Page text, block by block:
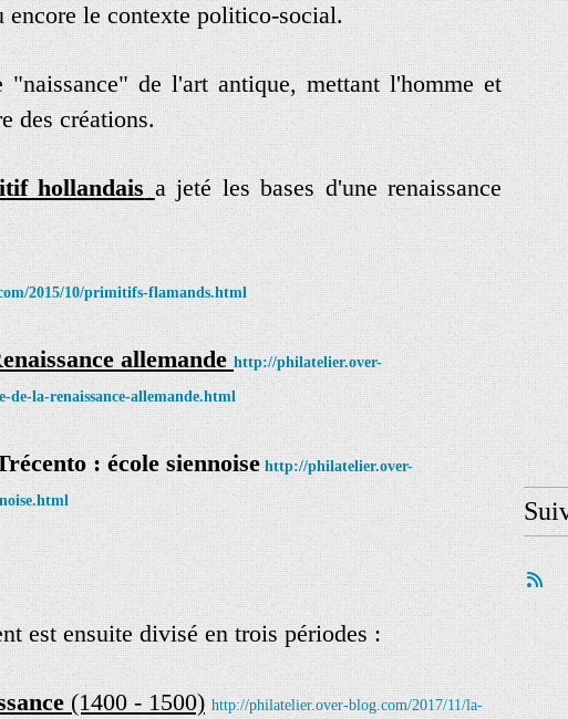
encore le contexte politico-social.
"naissance" de l'art antique, mettant l'homme et
des créations.
hollandais a jeté les bases d'une renaissance
2015/10/primitifs-flamands.html
allemande http://philatelier.over-
de-la-renaissance-allemande.html
: école siennoise http://philatelier.over-
est ensuite divisé en trois périodes :
(1400 - 1500) http://philatelier.over-blog.com/2017/11/la-